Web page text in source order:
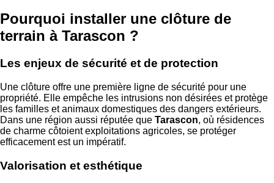
Pourquoi installer une clôture de
terrain à Tarascon ?
Les enjeux de sécurité et de protection
Une clôture offre une première ligne de sécurité pour une
propriété. Elle empêche les intrusions non désirées et protège
les familles et animaux domestiques des dangers extérieurs.
Dans une région aussi réputée que Tarascon, où résidences
de charme côtoient exploitations agricoles, se protéger
efficacement est un impératif.
Valorisation et esthétique